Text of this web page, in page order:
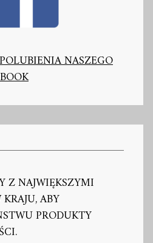
NASZEGO
Z NAJWIĘKSZYMI
ABY
PRODUKTY